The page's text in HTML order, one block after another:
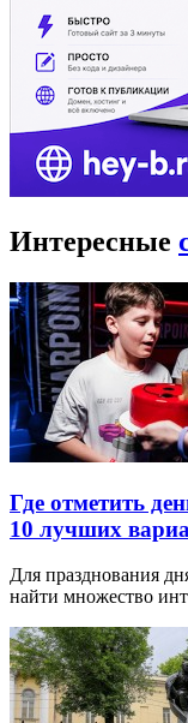
Интересные
Где отметить
10 лучших
Для празднования
найти множество